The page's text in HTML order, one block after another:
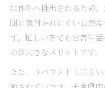
に体外へ排出されるため
囲に気付かれにくい自然
す。忙しい方でも日常生
のは大きなメリットです。
また、リバウンドしにく